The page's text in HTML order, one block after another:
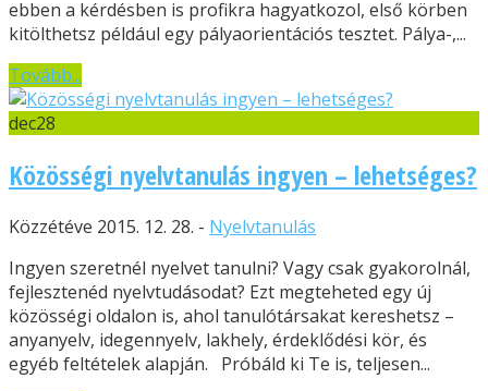
ebben a kérdésben is profikra hagyatkozol, első körben
kitölthetsz például egy pályaorientációs tesztet. Pálya-,...
Tovább...
dec28
Közösségi nyelvtanulás ingyen – lehetséges?
Közzétéve 2015. 12. 28. - Nyelvtanulás
Ingyen szeretnél nyelvet tanulni? Vagy csak gyakorolnál,
fejlesztenéd nyelvtudásodat? Ezt megteheted egy új
közösségi oldalon is, ahol tanulótársakat kereshetsz –
anyanyelv, idegennyelv, lakhely, érdeklődési kör, és
egyéb feltételek alapján. Próbáld ki Te is, teljesen...